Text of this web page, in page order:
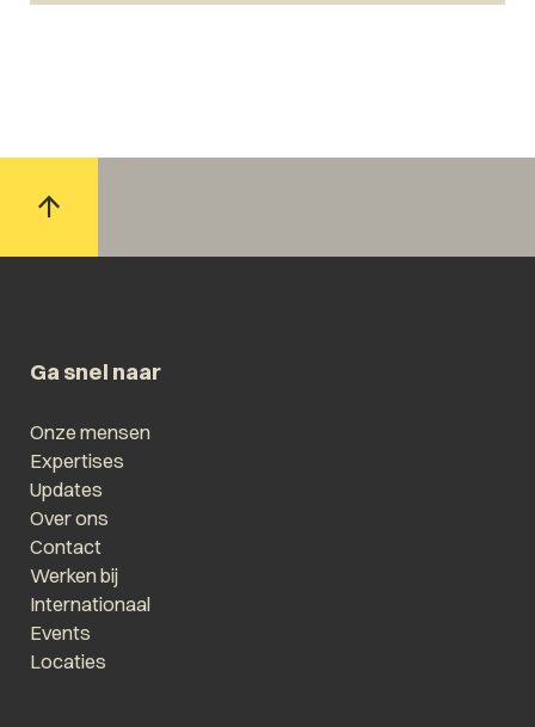
Ga snel naar
Onze mensen
Expertises
Updates
Over ons
Contact
Werken bij
Internationaal
Events
Locaties